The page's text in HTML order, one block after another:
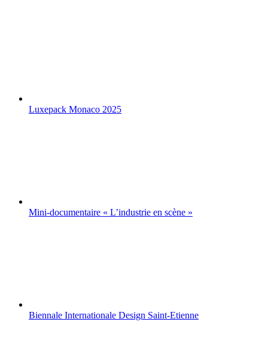
Luxepack Monaco 2025
Mini-documentaire « L’industrie en scène »
Biennale Internationale Design Saint-Etienne